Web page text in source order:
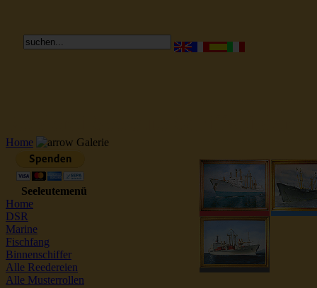
Home Galerie
Seeleutemenü
Home
DSR
Marine
Fischfang
Binnenschiffer
Alle Reedereien
Alle Musterrollen